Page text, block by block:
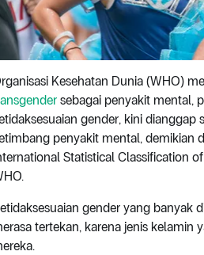
Kesehatan Dunia (WHO)
sebagai penyakit mental,
gender, kini
penyakit mental, demikian
Statistical Classification
gender yang banyak
tertekan, karena jenis kelamin